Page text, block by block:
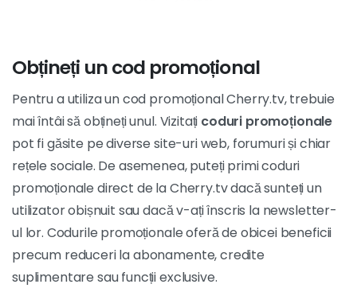
Obțineți un cod promoțional
Pentru a utiliza un cod promoțional Cherry.tv, trebuie
mai întâi să obțineți unul. Vizitați coduri promoționale
pot fi găsite pe diverse site-uri web, forumuri și chiar
rețele sociale. De asemenea, puteți primi coduri
promoționale direct de la Cherry.tv dacă sunteți un
utilizator obișnuit sau dacă v-ați înscris la newsletter-
ul lor. Codurile promoționale oferă de obicei beneficii
precum reduceri la abonamente, credite
suplimentare sau funcții exclusive.